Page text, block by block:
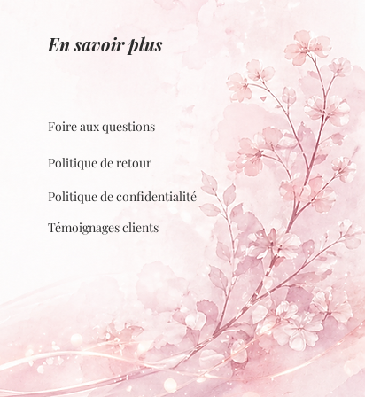
En savoir plus
Foire aux questions
Politique de retour
Politique de confidentialité
Témoignages clients